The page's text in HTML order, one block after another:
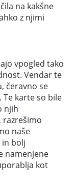
na kakšne
z njimi
vpogled tako
Vendar te
čeravno se
karte so bile
njih
razrešimo
naše
bolj
namenjene
kot